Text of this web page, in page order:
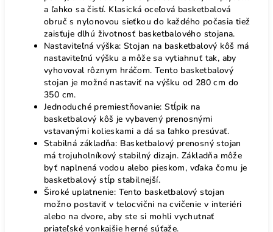
a ľahko sa čistí. Klasická oceľová basketbalová
obruč s nylonovou sieťkou do každého počasia tiež
zaisťuje dlhú životnosť basketbalového stojana.
Nastaviteľná výška: Stojan na basketbalový kôš má
nastaviteľnú výšku a môže sa vytiahnuť tak, aby
vyhovoval rôznym hráčom. Tento basketbalový
stojan je možné nastaviť na výšku od 280 cm do
350 cm.
Jednoduché premiestňovanie: Stĺpik na
basketbalový kôš je vybavený prenosnými
vstavanými kolieskami a dá sa ľahko presúvať.
Stabilná základňa: Basketbalový prenosný stojan
má trojuholníkový stabilný dizajn. Základňa môže
byť naplnená vodou alebo pieskom, vďaka čomu je
basketbalový stĺp stabilnejší.
Široké uplatnenie: Tento basketbalový stojan
možno postaviť v telocvični na cvičenie v interiéri
alebo na dvore, aby ste si mohli vychutnať
priateľské vonkajšie herné súťaže.